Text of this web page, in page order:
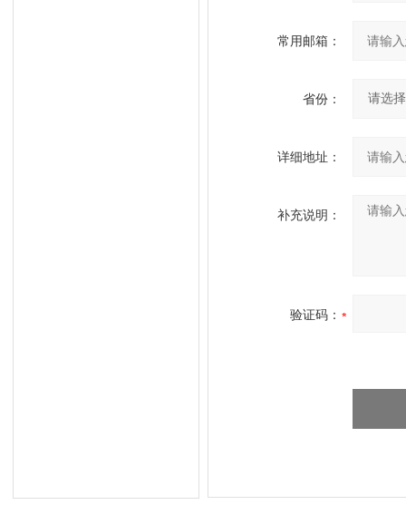
常用邮箱：
省份：
详细地址：
补充说明：
验证码：